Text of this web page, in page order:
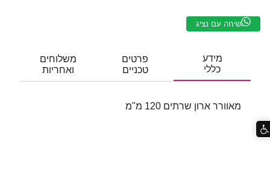
שיחה עם נציג
מידע
כללי
פרטים
טכניים
משלוחים
ואחריות
מאוורר ארון שרתים 120 מ"מ